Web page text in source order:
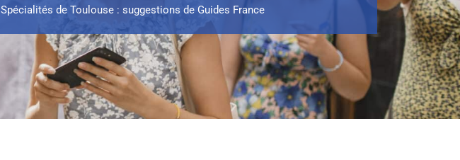
Spécialités de Toulouse : suggestions de Guides France